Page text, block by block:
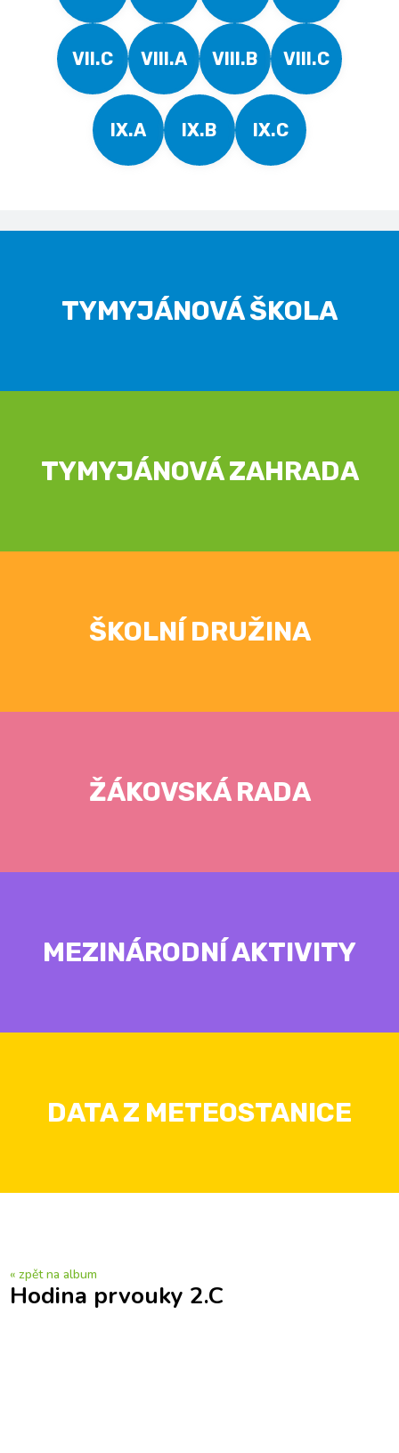
VII.C VIII.A VIII.B VIII.C
IX.A IX.B IX.C
TYMYJÁNOVÁ ŠKOLA
TYMYJÁNOVÁ ZAHRADA
ŠKOLNÍ DRUŽINA
ŽÁKOVSKÁ RADA
MEZINÁRODNÍ AKTIVITY
DATA Z METEOSTANICE
« zpět na album
Hodina prvouky 2.C